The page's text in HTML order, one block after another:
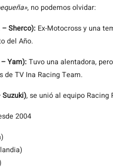
, no podemos olvidar:
Sherco): Ex-Motocross y una
del Año.
Yam): Tuvo una alentadora,
de TV Ina Racing Team.
, se unió al equipo Racing
2004